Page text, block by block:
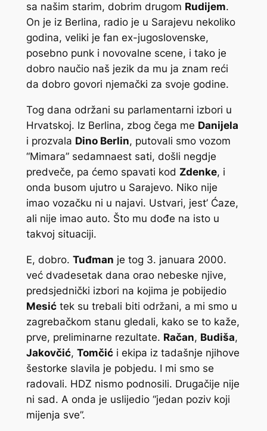
sa našim starim, dobrim drugom Rudijem.
On je iz Berlina, radio je u Sarajevu nekoliko
godina, veliki je fan ex-jugoslovenske,
posebno punk i novovalne scene, i tako je
dobro naučio naš jezik da mu ja znam reći
da dobro govori njemački za svoje godine.
Tog dana održani su parlamentarni izbori u
Hrvatskoj. Iz Berlina, zbog čega me Danijela
i prozvala Dino Berlin, putovali smo vozom
“Mimara” sedamnaest sati, došli negdje
predveče, pa ćemo spavati kod Zdenke, i
onda busom ujutro u Sarajevo. Niko nije
imao vozačku ni u najavi. Ustvari, jest’ Ćaze,
ali nije imao auto. Što mu dođe na isto u
takvoj situaciji.
E, dobro. Tuđman je tog 3. januara 2000.
već dvadesetak dana orao nebeske njive,
predsjednički izbori na kojima je pobijedio
Mesićtek su trebali biti održani, a mi smo u
zagrebačkom stanu gledali, kako se to kaže,
prve, preliminarne rezultate. Račan, Budiša,
Jakovčić, Tomčići ekipa iz tadašnje njihove
šestorke slavila je pobjedu. I mi smo se
radovali. HDZ nismo podnosili. Drugačije nije
ni sad. A onda je uslijedio “jedan poziv koji
mijenja sve”.